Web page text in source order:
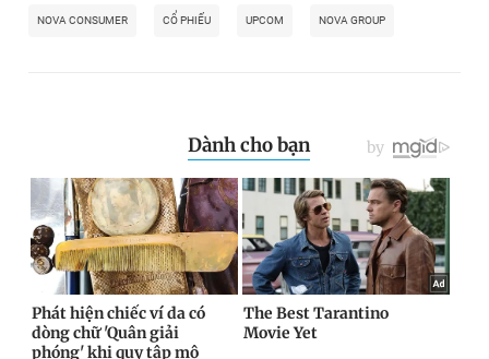
NOVA CONSUMER CỔ PHIẾU UPCOM NOVA GROUP